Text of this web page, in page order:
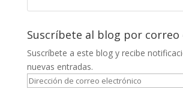
Suscríbete al blog por
Suscríbete a este blog y recibe
nuevas entradas.
Dirección